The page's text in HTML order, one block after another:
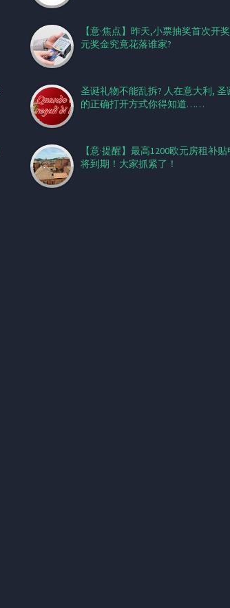
【意·焦点】昨天,小票抽奖首次开
元奖金究竟花落谁家?
圣诞礼物不能乱拆? 人在意大利, 圣
的正确打开方式你得知道……
【意·提醒】最高1200欧元房租补
将到期！大家抓紧了！